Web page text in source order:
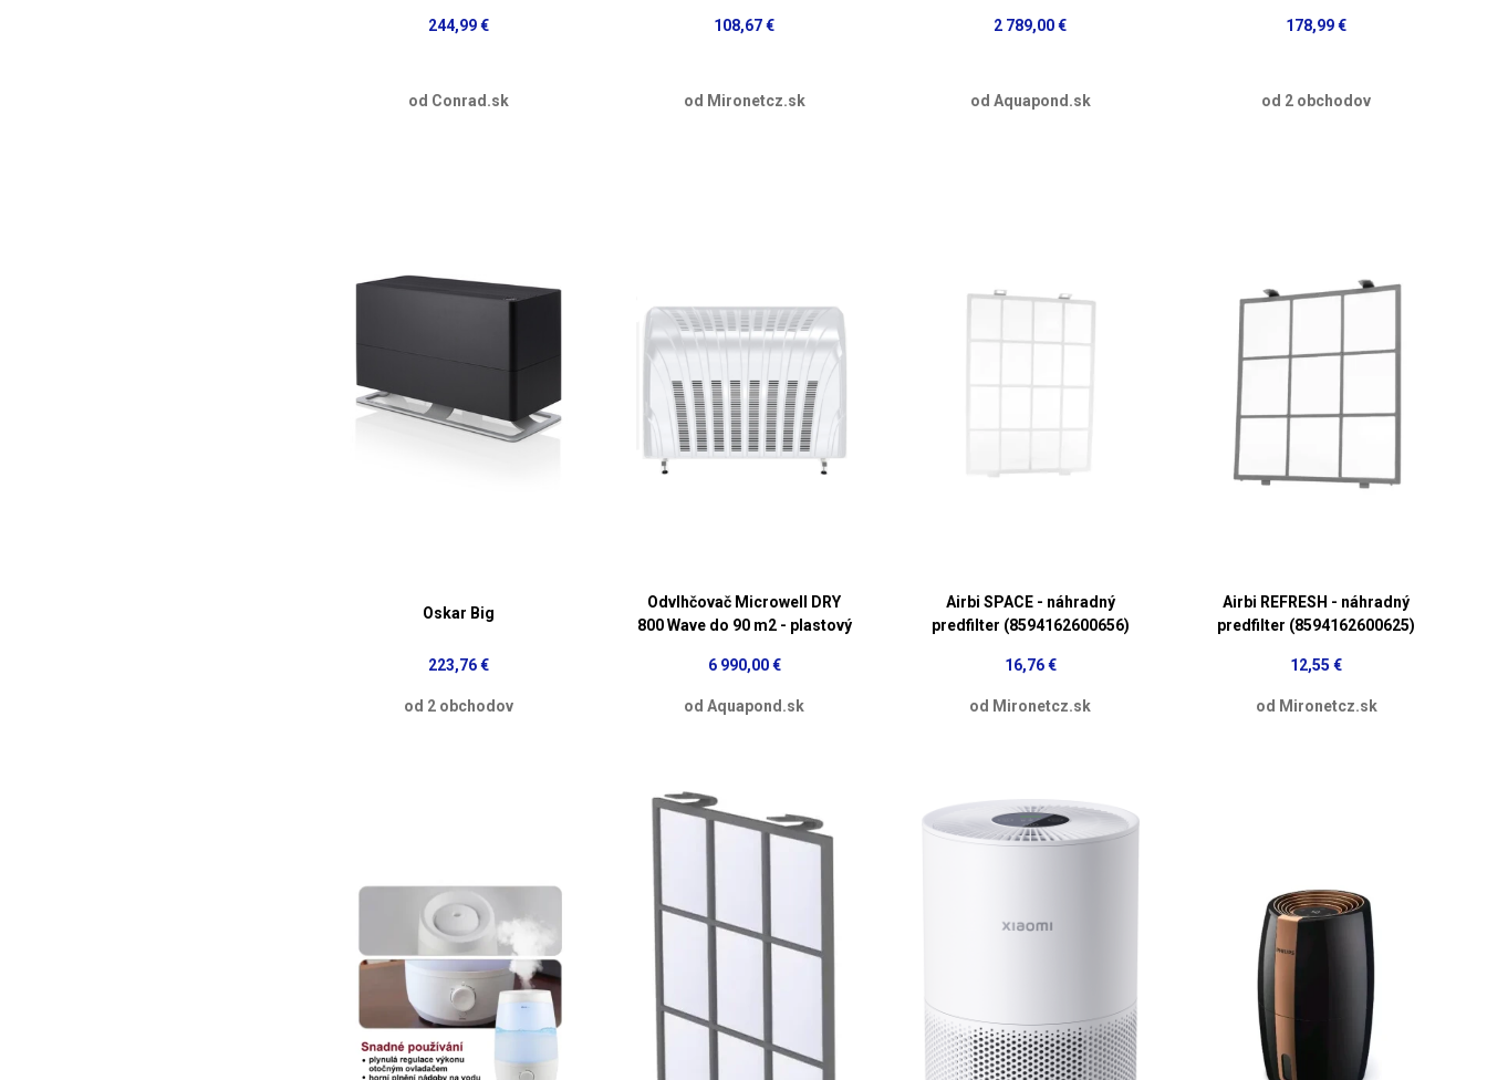
244,99 €
od Conrad.sk
108,67 €
od Mironetcz.sk
2 789,00 €
od Aquapond.sk
178,99 €
od 2 obchodov
Oskar Big
223,76 €
od 2 obchodov
Odvlhčovač Microwell DRY
800 Wave do 90 m2 - plastový
6 990,00 €
od Aquapond.sk
Airbi SPACE - náhradný
predfilter (8594162600656)
16,76 €
od Mironetcz.sk
Airbi REFRESH - náhradný
predfilter (8594162600625)
12,55 €
od Mironetcz.sk